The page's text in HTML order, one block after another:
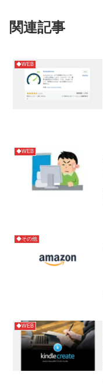
関連記事
◆WEB
◆WEB
◆その他
◆WEB